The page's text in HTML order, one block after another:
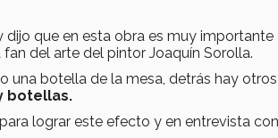
dijo que en esta obra es muy importante
fan del arte del pintor Joaquín Sorolla.
una botella de la mesa, detrás hay
botellas.
para lograr este efecto y en entrevista